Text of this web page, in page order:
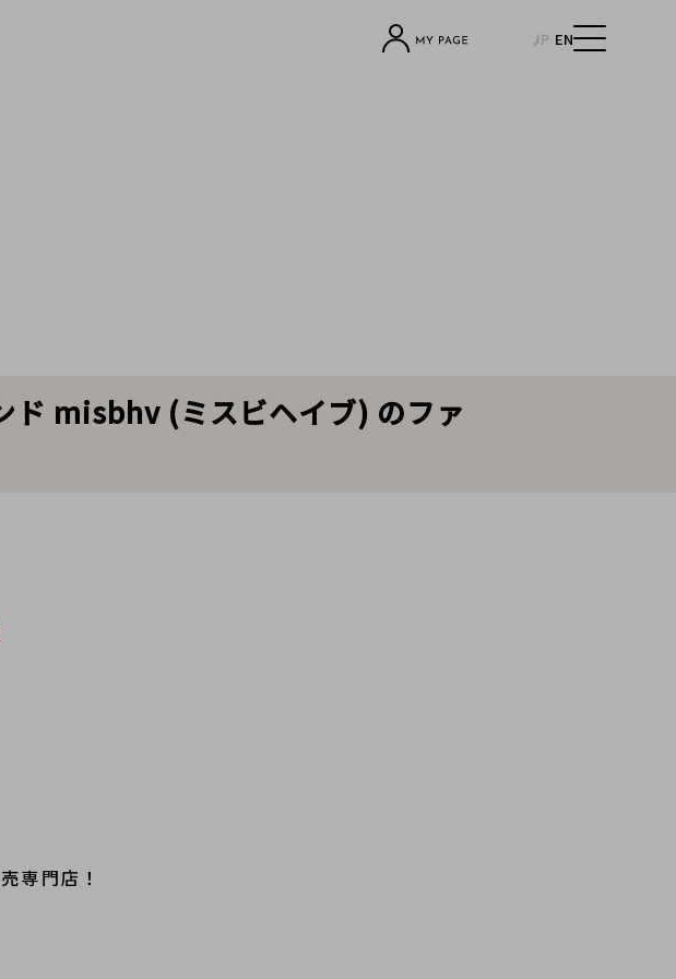
JP EN
ド misbhv (ミスビヘイブ) のファ
専門店！